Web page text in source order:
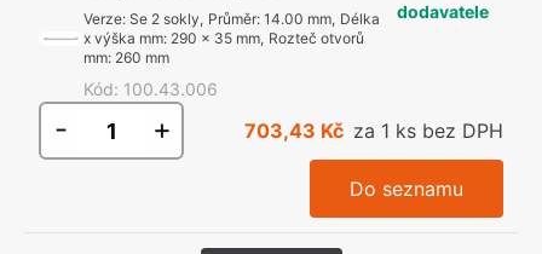
Verze: Se 2 sokly, Průměr: 14.00 mm, Délka
x výška mm: 290 x 35 mm, Rozteč otvorů
mm: 260 mm
Kód: 100.43.006
dodavatele
- + 703,43 Kč za 1 ks bez DPH
Do seznamu